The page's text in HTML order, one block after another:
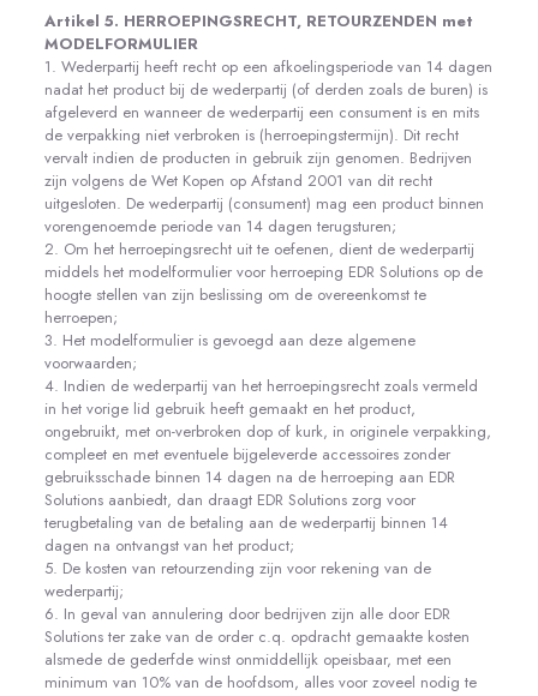
Artikel 5. HERROEPINGSRECHT, RETOURZENDEN met
MODELFORMULIER
1. Wederpartij heeft recht op een afkoelingsperiode van 14 dagen
nadat het product bij de wederpartij (of derden zoals de buren) is
afgeleverd en wanneer de wederpartij een consument is en mits
de verpakking niet verbroken is (herroepingstermijn). Dit recht
vervalt indien de producten in gebruik zijn genomen. Bedrijven
zijn volgens de Wet Kopen op Afstand 2001 van dit recht
uitgesloten. De wederpartij (consument) mag een product binnen
vorengenoemde periode van 14 dagen terugsturen;
2. Om het herroepingsrecht uit te oefenen, dient de wederpartij
middels het modelformulier voor herroeping EDR Solutions op de
hoogte stellen van zijn beslissing om de overeenkomst te
herroepen;
3. Het modelformulier is gevoegd aan deze algemene
voorwaarden;
4. Indien de wederpartij van het herroepingsrecht zoals vermeld
in het vorige lid gebruik heeft gemaakt en het product,
ongebruikt, met on-verbroken dop of kurk, in originele verpakking,
compleet en met eventuele bijgeleverde accessoires zonder
gebruiksschade binnen 14 dagen na de herroeping aan EDR
Solutions aanbiedt, dan draagt EDR Solutions zorg voor
terugbetaling van de betaling aan de wederpartij binnen 14
dagen na ontvangst van het product;
5. De kosten van retourzending zijn voor rekening van de
wederpartij;
6. In geval van annulering door bedrijven zijn alle door EDR
Solutions ter zake van de order c.q. opdracht gemaakte kosten
alsmede de gederfde winst onmiddellijk opeisbaar, met een
minimum van 10% van de hoofdsom, alles voor zoveel nodig te